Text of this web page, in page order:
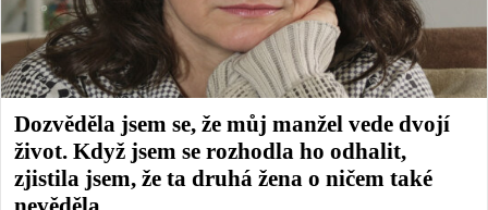
Dozvěděla jsem se, že můj manžel vede dvojí
život. Když jsem se rozhodla ho odhalit,
zjistila jsem, že ta druhá žena o ničem také